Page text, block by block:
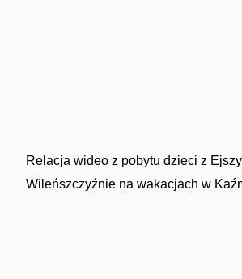
Relacja wideo z pobytu dzieci z
Wileńszczyźnie na wakacjach w